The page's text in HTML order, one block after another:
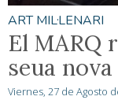
ART MIL·LENARI
El MARQ
seua
Viernes, 27 de Agosto